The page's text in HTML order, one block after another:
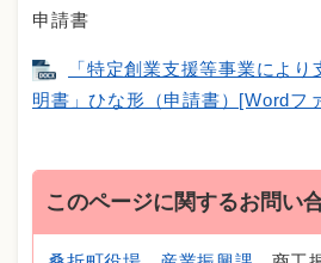
申請書
「特定創業支援等事業によ
明書」ひな形（申請書）[Wordフ
このページに関するお問い